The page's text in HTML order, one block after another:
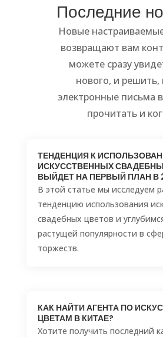
Последние
Новые
возвращают вам
можете сразу
нового, и решить,
электронные письма
прочитать и
ТЕНДЕНЦИЯ К
ИСКУССТВЕННЫХ
ВЫЙДЕТ НА ПЕРВЫЙ ПЛАН В
В этой статье мы исследуем
тенденцию использования
свадебных цветов и
растущей популярности в
торжеств.
КАК НАЙТИ АГЕНТА ПО
ЦВЕТАМ В КИТАЕ?
Хотите получить последний